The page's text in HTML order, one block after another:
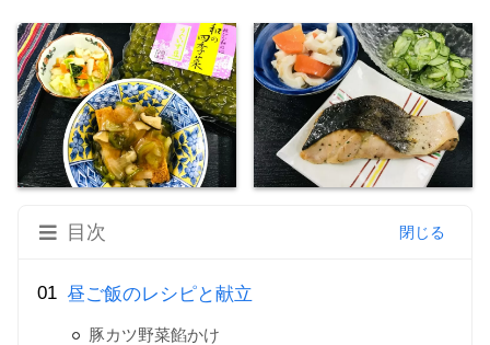
目次
昼ご飯のレシピと献立
豚カツ野菜餡かけ